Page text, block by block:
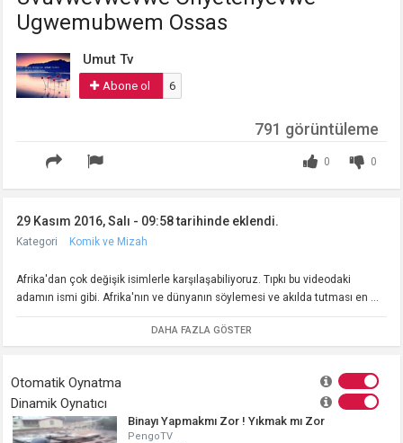
Ugwemubwem Ossas
Umut Tv
Abone ol 6
0
0
791 görüntüleme
29 Kasım 2016, Salı - 09:58 tarihinde eklendi.
Kategori Komik ve Mizah
Afrika'dan çok değişik isimlerle karşılaşabiliyoruz. Tıpkı bu videodaki
adamın ismi gibi. Afrika'nın ve dünyanın söylemesi ve akılda tutması en ...
DAHA FAZLA GÖSTER
Otomatik Oynatma
Dinamik Oynatıcı
Binayı Yapmakmı Zor ! Yıkmak mı Zor
PengoTV